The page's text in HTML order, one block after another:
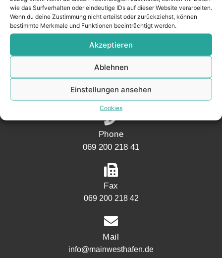
wie das Surfverhalten oder eindeutige IDs auf dieser Website verarbeiten.
Wenn du deine Zustimmung nicht erteilst oder zurückziehst, können
bestimmte Merkmale und Funktionen beeinträchtigt werden.
Akzeptieren
Ablehnen
Einstellungen ansehen
Cookies
CONTACT
Address
Mainwesthafen Immobilien
60327 Frankfurt
Phone
069 200 218 41
Fax
069 200 218 42
Mail
info@mainwesthafen.de